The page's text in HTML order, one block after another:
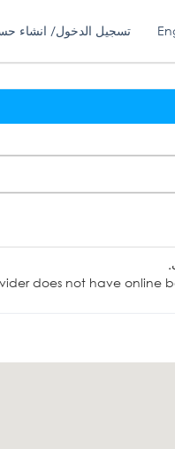
تسجيل الدخول/ انشاء
does not have online